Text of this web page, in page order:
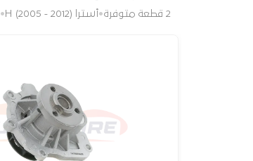
2 قطعة متوفرة •أسترا H (2005 - 2012) •